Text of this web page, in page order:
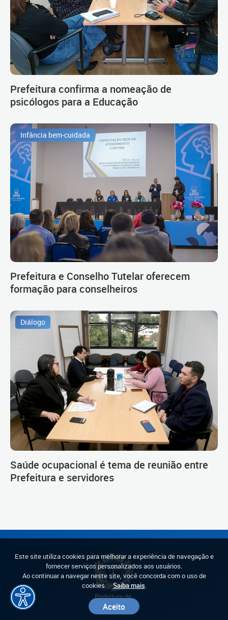
Prefeitura confirma a nomeação de
psicólogos para a Educação
Infância bem-cuidada
Prefeitura e Conselho Tutelar oferecem
formação para conselheiros
Diálogo
Saúde ocupacional é tema de reunião entre
Prefeitura e servidores
Este site utiliza cookies para melhorar a experiência de navegação e
fornecer serviços personalizados aos usuários.
Ao continuar a navegar neste site, você concorda com o uso de
cookies. Saiba mais.
Aceito